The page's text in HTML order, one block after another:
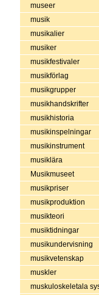
museer
musik
musikalier
musiker
musikfestivaler
musikförlag
musikgrupper
musikhandskrifter
musikhistoria
musikinspelningar
musikinstrument
musiklära
Musikmuseet
musikpriser
musikproduktion
musikteori
musiktidningar
musikundervisning
musikvetenskap
muskler
muskuloskeletala